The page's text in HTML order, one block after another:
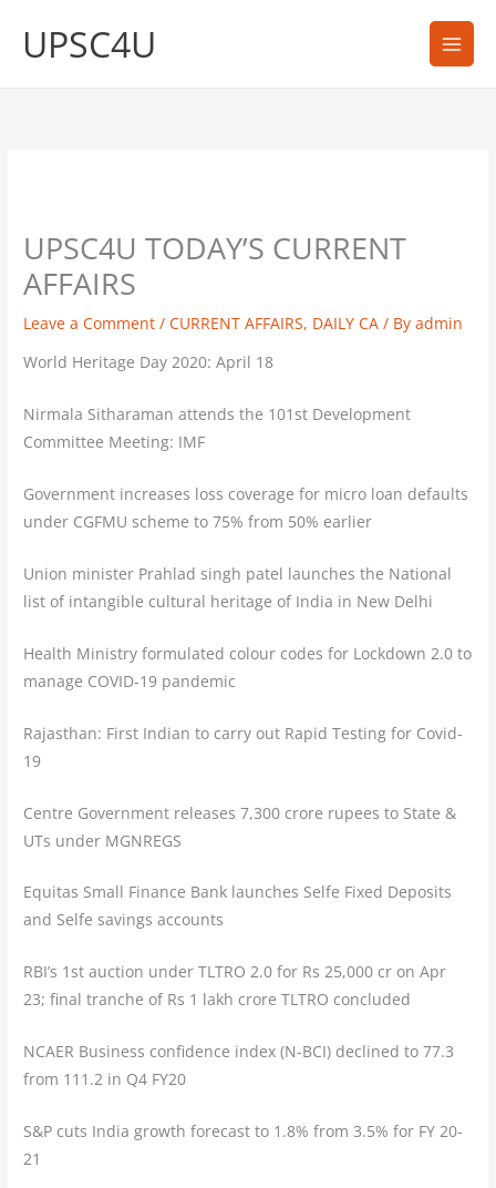
UPSC4U
UPSC4U TODAY’S CURRENT
AFFAIRS
Leave a Comment /CURRENT AFFAIRS, DAILY CA / Byadmin
World Heritage Day 2020: April 18
Nirmala Sitharaman attends the 101st Development
Committee Meeting: IMF
Government increases loss coverage for micro loan defaults
under CGFMU scheme to 75% from 50% earlier
Union minister Prahlad singh patel launches the National
list of intangible cultural heritage of India in New Delhi
Health Ministry formulated colour codes for Lockdown 2.0 to
manage COVID-19 pandemic
Rajasthan: First Indian to carry out Rapid Testing for Covid-
19
Centre Government releases 7,300 crore rupees to State &
UTs under MGNREGS
Equitas Small Finance Bank launches Selfe Fixed Deposits
and Selfe savings accounts
RBI’s 1st auction under TLTRO 2.0 for Rs 25,000 cr on Apr
23; final tranche of Rs 1 lakh crore TLTRO concluded
NCAER Business confidence index (N-BCI) declined to 77.3
from 111.2 in Q4 FY20
S&P cuts India growth forecast to 1.8% from 3.5% for FY 20-
21